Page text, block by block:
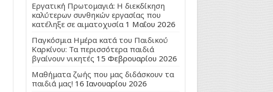
Εργατική Πρωτομαγιά: Η διεκδίκηση
καλύτερων συνθηκών εργασίας που
κατέληξε σε αιματοχυσία 1 Μαΐου 2026
Παγκόσμια Ημέρα κατά του Παιδικού
Καρκίνου: Τα περισσότερα παιδιά
βγαίνουν νικητές 15 Φεβρουαρίου 2026
Μαθήματα ζωής που μας διδάσκουν τα
παιδιά μας! 16 Ιανουαρίου 2026